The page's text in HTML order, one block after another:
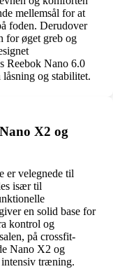
mellemsål for at
foden. Derudover
for øget greb og
Reebok Nano 6.0
og stabilitet.
X2 og
er velegnede til
især til
en solid base for
kontrol og
på crossfit-
Nano X2 og
træning.